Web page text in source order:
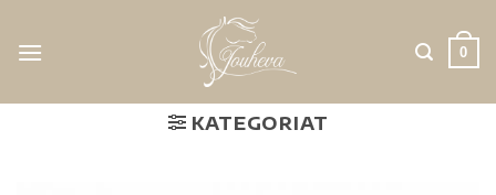
0
KATEGORIAT